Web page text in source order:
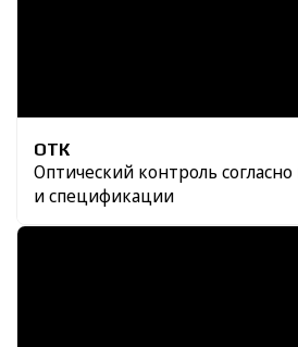
ОТК
Оптический контроль
и спецификации